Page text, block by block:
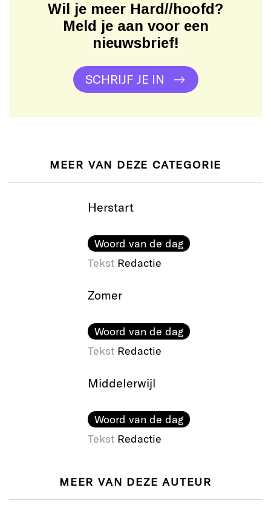
Wil je meer Hard//hoofd?
Meld je aan voor een
nieuwsbrief!
SCHRIJF JE IN
MEER VAN DEZE CATEGORIE
Herstart
Woord van de dag
Tekst Redactie
Zomer
Woord van de dag
Tekst Redactie
Middelerwijl
Woord van de dag
Tekst Redactie
MEER VAN DEZE AUTEUR